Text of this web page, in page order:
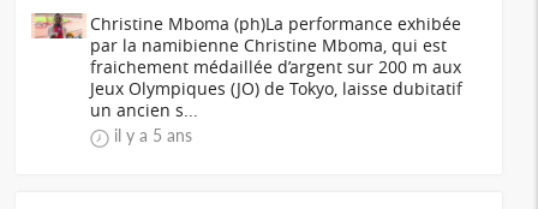
Christine Mboma (ph)La performance exhibée
par la namibienne Christine Mboma, qui est
fraichement médaillée d’argent sur 200 m aux
Jeux Olympiques (JO) de Tokyo, laisse dubitatif
un ancien s...
il y a 5 ans